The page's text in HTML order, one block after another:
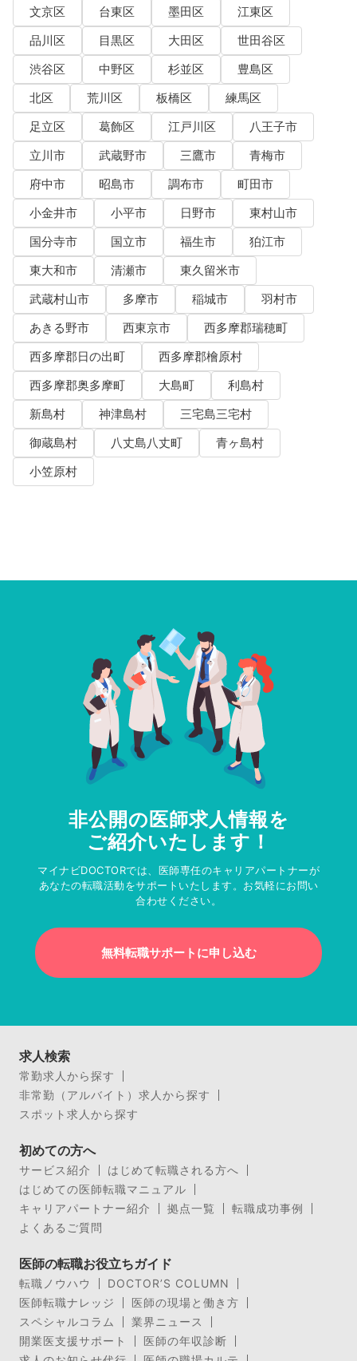
文京区
台東区 墨田区
江東区
品川区
目黒区 大田区
世田谷区
渋谷区
中野区 杉並区
豊島区
北区
荒川区 板橋区
練馬区
足立区
葛飾区 江戸川区
八王子市
立川市
武蔵野市 三鷹市
青梅市
府中市
昭島市 調布市
町田市
小金井市
小平市 日野市
東村山市
国分寺市
国立市 福生市
狛江市
東大和市
清瀬市
東久留米市
武蔵村山市
多摩市 稲城市
羽村市
あきる野市
西東京市
西多摩郡瑞穂町
西多摩郡日の出町
西多摩郡檜原村
西多摩郡奥多摩町
大島町
利島村
新島村
神津島村
三宅島三宅村
御蔵島村
八丈島八丈町
青ヶ島村
小笠原村
非公開の医師求人情報を
ご紹介いたします！
マイナビDOCTORでは、医師専任のキャリアパートナーが
あなたの転職活動をサポートいたします。お気軽にお問い
合わせください。
無料転職サポートに申し込む
求人検索
常勤求人から探す
非常勤（アルバイト）求人から探す
スポット求人から探す
初めての方へ
サービス紹介
はじめて転職される方へ
はじめての医師転職マニュアル
キャリアパートナー紹介
拠点一覧
転職成功事例
よくあるご質問
医師の転職お役立ちガイド
転職ノウハウ
DOCTOR’S COLUMN
医師転職ナレッジ
医師の現場と働き方
スペシャルコラム
業界ニュース
開業医支援サポート
医師の年収診断